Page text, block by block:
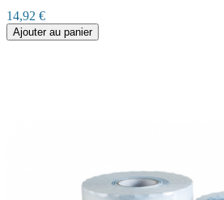
14,92 €
Ajouter au panier